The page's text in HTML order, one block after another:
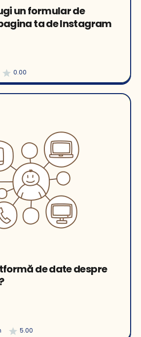
un formular de
ta de Instagram
0.00
de date despre
5.00